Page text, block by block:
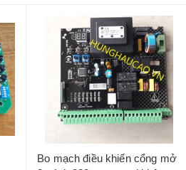
Bo mạch điều khiển cổng mở